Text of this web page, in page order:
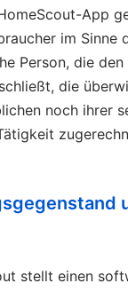
App
im Sinne
Person, die
die
noch ihrer
stellt einen